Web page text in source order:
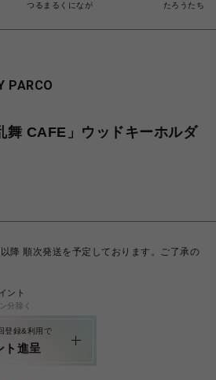
つるまるくになが たろうたち
PARCO
舞 CAFE」ウッドキーホルダ
降 順次発送を予定しております。ご了承の
ント
分除く
登録&利用で
ト進呈